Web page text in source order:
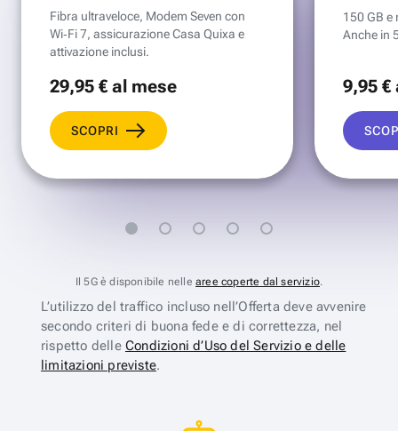
Fibra ultraveloce, Modem Seven con
Wi‑Fi 7, assicurazione Casa Quixa e
attivazione inclusi.
29,95 €al mese
SCOPRI
150 GB e
Anche in
9,95 €
Il 5G è disponibile nelle aree coperte dal servizio.
L’utilizzo del traffico incluso nell’Offerta deve avvenire
secondo criteri di buona fede e di correttezza, nel
rispetto delle Condizioni d’Uso del Servizio e delle
limitazioni previste.